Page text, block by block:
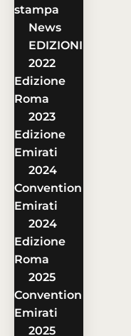
stampa
News
EDIZIONI
2022
Edizione
Roma
2023
Edizione
Emirati
2024
Convention
Emirati
2024
Edizione
Roma
2025
Convention
Emirati
2025